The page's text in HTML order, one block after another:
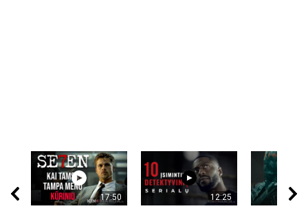
17:50 12:25